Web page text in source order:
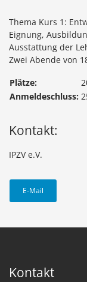
Thema Kurs 1:
Eignung,
Ausstattung der
Zwei Abende von
Plätze:
Anmeldeschluss:
Kontakt:
IPZV e.V.
E-Mail
Kontakt